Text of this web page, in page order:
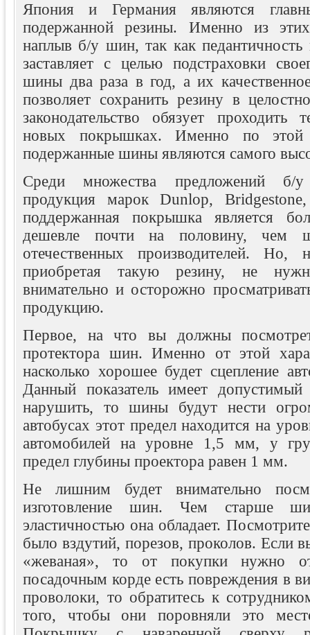
Япония и Германия являются
подержанной резины. Именно из
наплыв б/у шин, так как педантичность
заставляет с целью подстраховки
шины два раза в год, а их
позволяет сохранить резину в
законодательство обязует проходить
новых покрышках. Именно по этой
подержанные шины являются самого
Среди множества предложений б/
продукция марок Dunlop,
поддержанная покрышка является
дешевле почти на половину, чем
отечественных производителей.
приобретая такую резину, не
внимательно и осторожно
продукцию.
Первое, на что вы должны
протектора шин. Именно от этой
насколько хорошее будет сцепление
Данный показатель имеет
нарушить, то шины будут нести
автобусах этот предел находится на
автомобилей на уровне 1,5 мм, у
предел глубины проектора равен 1 мм.
Не лишним будет внимательно
изготовление шин. Чем старше
эластичностью она обладает.
было вздутий, порезов, проколов. Если
«жеваная», то от покупки нужно
посадочным корде есть повреждения в
проволоки, то обратитесь к
того, чтобы они поровняли это